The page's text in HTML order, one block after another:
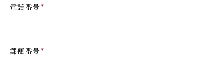
電話番号*
郵便番号*